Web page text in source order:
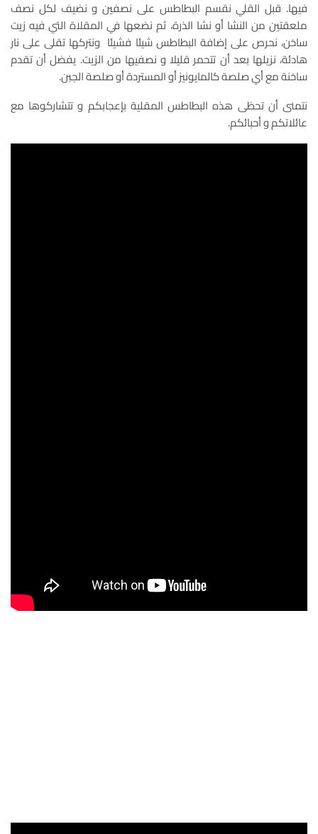
فيها. قبل القلي نقسم البطاطس على نصفين و نضيف لكل نصف
ملعقتين من النشا أو نشا الذرة، ثم نضعها في المقلاة التي فيه زيت
ساخن، نحرص على إضافة البطاطس شيئا فشيئا ونتركها تقلى على نار
هادئة، نزيلها بعد أن تتحمر قليلا و نصفيها من الزيت. يفضل أن تقدم
ساخنة مع أي صلصة كالمايونيز أو المستردة أو صلصة الجبن.
نتمنى أن تحظى هذه البطاطس المقلية بإعجابكم و تتشاركوها مع
عائلاتكم و أحبائكم.